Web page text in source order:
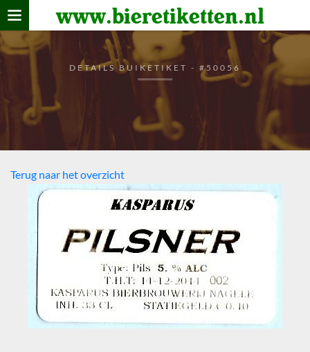
www.bieretiketten.nl
Home
verzamelen
De bierkaart
Bezoekers
DETAILS BUIKETIKET - #50056
Terug naar het overzicht